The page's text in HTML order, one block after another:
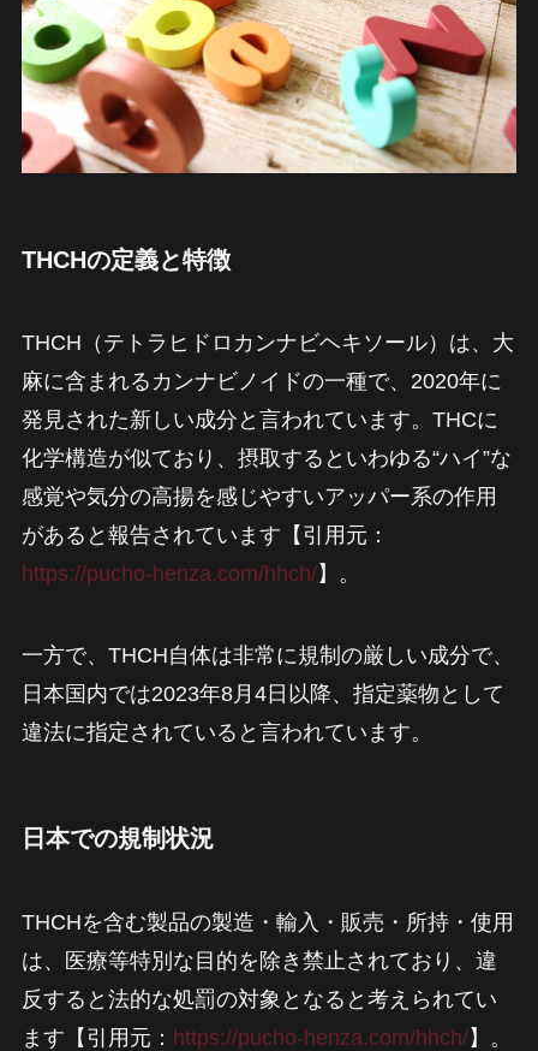
THCHの定義と特徴
THCH（テトラヒドロカンナビヘキソール）は、大
麻に含まれるカンナビノイドの一種で、2020年に
発見された新しい成分と言われています。THCに
化学構造が似ており、摂取するといわゆる“ハイ”な
感覚や気分の高揚を感じやすいアッパー系の作用
があると報告されています【引用元：
https://pucho-henza.com/hhch/】。
一方で、THCH自体は非常に規制の厳しい成分で、
日本国内では2023年8月4日以降、指定薬物として
違法に指定されていると言われています。
日本での規制状況
THCHを含む製品の製造・輸入・販売・所持・使用
は、医療等特別な目的を除き禁止されており、違
反すると法的な処罰の対象となると考えられてい
ます【引用元： https://pucho-henza.com/hhch/】。